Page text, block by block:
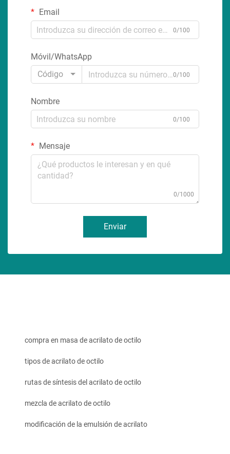
Email
0/100
Móvil/WhatsApp
Código
0/100
Nombre
0/100
Mensaje
0/1000
Enviar
compra en masa de acrilato de octilo
tipos de acrilato de octilo
rutas de síntesis del acrilato de octilo
mezcla de acrilato de octilo
modificación de la emulsión de acrilato